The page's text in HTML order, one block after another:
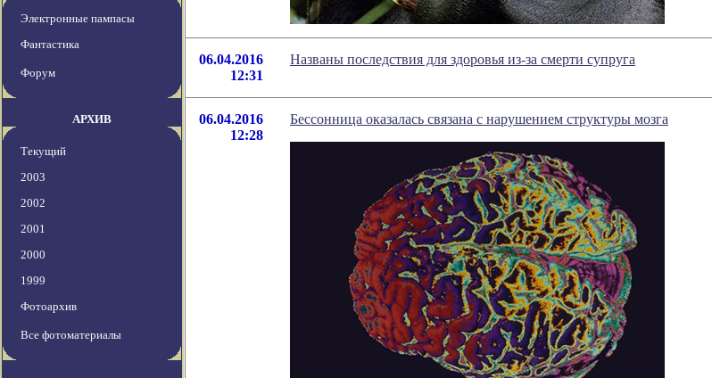
Электронные пампасы
Фантастика
Форум
АРХИВ
Текущий
2003
2002
2001
2000
1999
Фотоархив
Все фотоматериалы
06.04.2016
12:31
Названы последствия для здоровья из-за смерти супруга
06.04.2016
12:28
Бессонница оказалась связана с нарушением структуры мозга